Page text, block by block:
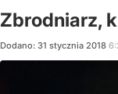
Zbrodniarz,
Dodano: 31 stycznia 2018